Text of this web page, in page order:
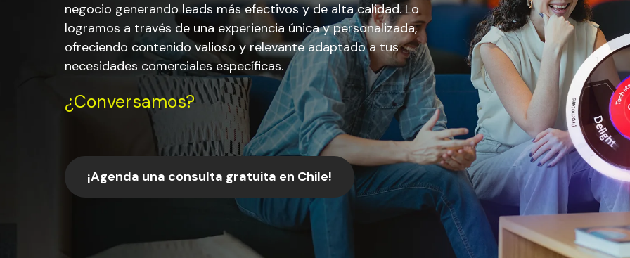
negocio generando leads más efectivos y de alta calidad. Lo
logramos a través de una experiencia única y personalizada,
ofreciendo contenido valioso y relevante adaptado a tus
necesidades comerciales específicas.
¿Conversamos?
¡Agenda una consulta gratuita en Chile!